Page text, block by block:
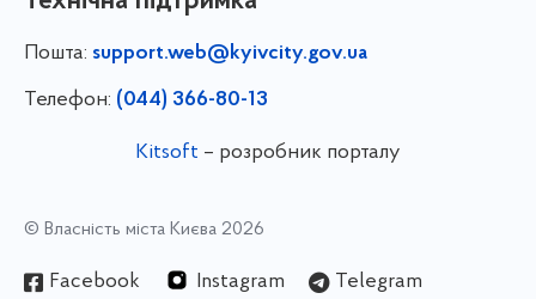
Пошта: support.web@kyivcity.gov.ua
Телефон: (044) 366-80-13
Kitsoft – розробник порталу
© Власність міста Києва 2026
Facebook Instagram Telegram